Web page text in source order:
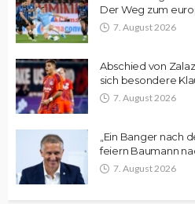
Der Weg zum
7. August 2026
Abschied von
sich besondere
7. August 2026
„Ein Banger nach
feiern Baumann
7. August 2026